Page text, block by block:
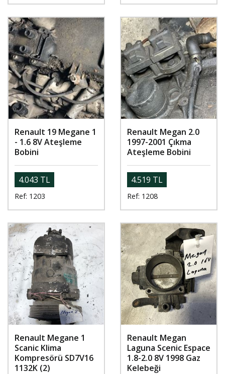
Renault 19 Megane 1
- 1.6 8V Ateşleme
Bobini
4.043 TL
Ref: 1203
Renault Megan 2.0
1997-2001 Çıkma
Ateşleme Bobini
4.519 TL
Ref: 1208
Renault Megane 1
Scanic Klima
Kompresörü SD7V16
1132K (2)
Renault Megan
Laguna Scenic Espace
1.8-2.0 8V 1998 Gaz
Kelebeği